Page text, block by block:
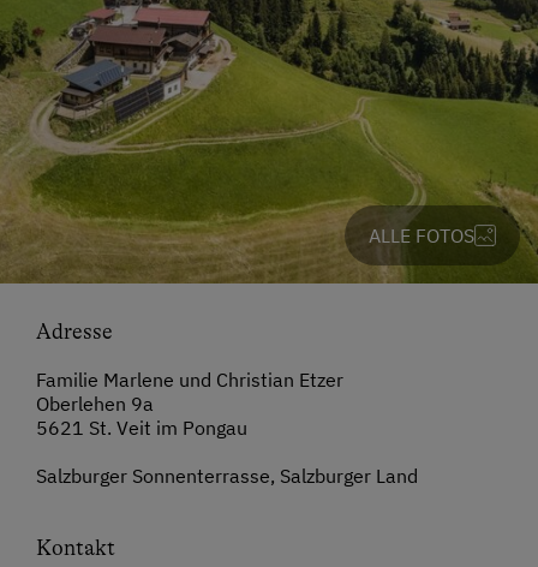
ALLE FOTOS
Adresse
Familie Marlene und Christian Etzer
Oberlehen 9a
5621 St. Veit im Pongau
Salzburger Sonnenterrasse, Salzburger Land
Kontakt